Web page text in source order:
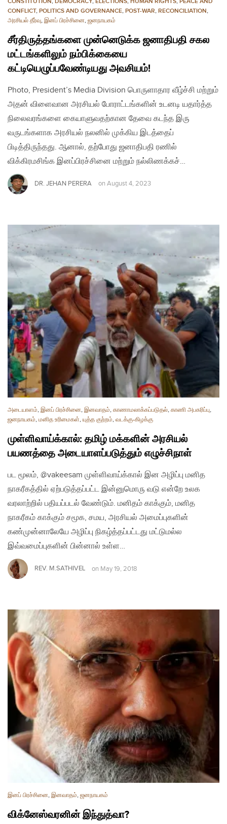
CONFLICT, POLITICS AND GOVERNANCE, POST-WAR, RECONCILIATION,
அரசியல் தீர்வு, இனப் பிரச்சினை, ஜனநாயகம்
சீர்திருத்தங்களை முன்னெடுக்க ஜனாதிபதி சகல
மட்டங்களிலும் நம்பிக்கையை
கட்டியெழுப்பவேண்டியது அவசியம்!
Photo, President’s Media Division பொருளாதார வீழ்ச்சி மற்றும்
அதன் விளைவான அரசியல் போராட்டங்களின் உடனடி யதார்த்த
நிலைவரங்களை கையாளுவதற்கான தேவை கடந்த இரு
வருடங்களாக அரசியல் நலனில் முக்கிய இடத்தைப்
பிடித்திருந்தது. ஆனால், தற்போது ஜனாதிபதி ரணில்
விக்கிரமசிங்க இனப்பிரச்சினை மற்றும் நல்லிணக்கச்…
DR. JEHAN PERERA on August 4, 2023
அடையாளம், இனப் பிரச்சினை, இனவாதம், காணாமலாக்கப்படுதல், காணி அபகரிப்பு,
ஜனநாயகம், மனித உரிமைகள், யுத்த குற்றம், வடக்கு-கிழக்கு
முள்ளிவாய்க்கால்: தமிழ் மக்களின் அரசியல்
பயணத்தை அடையாளப்படுத்தும் எழுச்சிநாள்
பட மூலம், @vakeesam முள்ளிவாய்க்கால் இன அழிப்பு மனித
நாகரீகத்தில் ஏற்படுத்தப்பட்ட இன்னுமொரு வடு என்றே உலக
வரலாற்றில் பதியப்படல் வேண்டும். மனிதம் காக்கும், மனித
நாகரீகம் காக்கும் சமூக, சமய, அரசியல் அமைப்புகளின்
கண்முன்னாலேயே அழிப்பு நிகழ்த்தப்பட்டது மட்டுமல்ல
இவ்வமைப்புகளின் பின்னால் உள்ள…
REV. M.SATHIVEL on May 19, 2018
இனப் பிரச்சினை, இனவாதம், ஜனநாயகம்
விக்னேஸ்வரனின் இந்துத்வா?